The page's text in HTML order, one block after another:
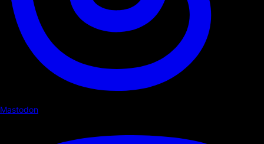
Mastodon